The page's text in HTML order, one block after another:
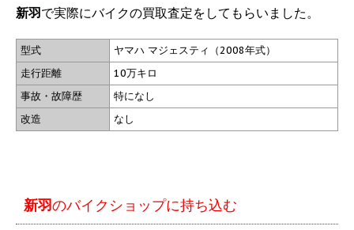
新羽で実際にバイクの買取査定をしてもらいました。
型式
ヤマハ マジェスティ（2008年式）
走行距離
10万キロ
事故・故障歴
特になし
改造
なし
新羽のバイクショップに持ち込む